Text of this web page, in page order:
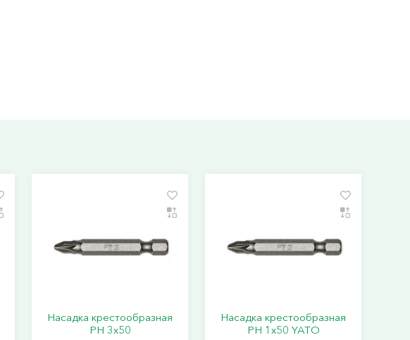
Насадка крестообразная
PН 3х50
Насадка крестообразная
PН 1х50 YATO